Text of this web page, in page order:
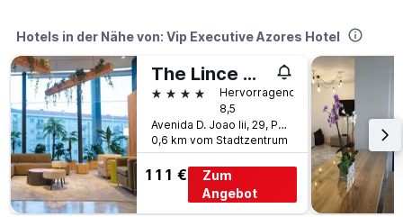
Hotels in der Nähe von: Vip Executive Azores Hotel
The Lince Azores
4 Sterne
Hervorragend
8,5
Avenida D. Joao Iii, 29, Ponta Delgada Azoren, Azoren, Portugal
0,6 km vom Stadtzentrum
111 €
Zum
Angebot